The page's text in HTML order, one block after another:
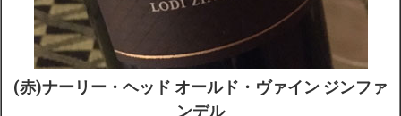
(赤)ナーリー・ヘッド オールド・ヴァイン ジンファ
ンデル